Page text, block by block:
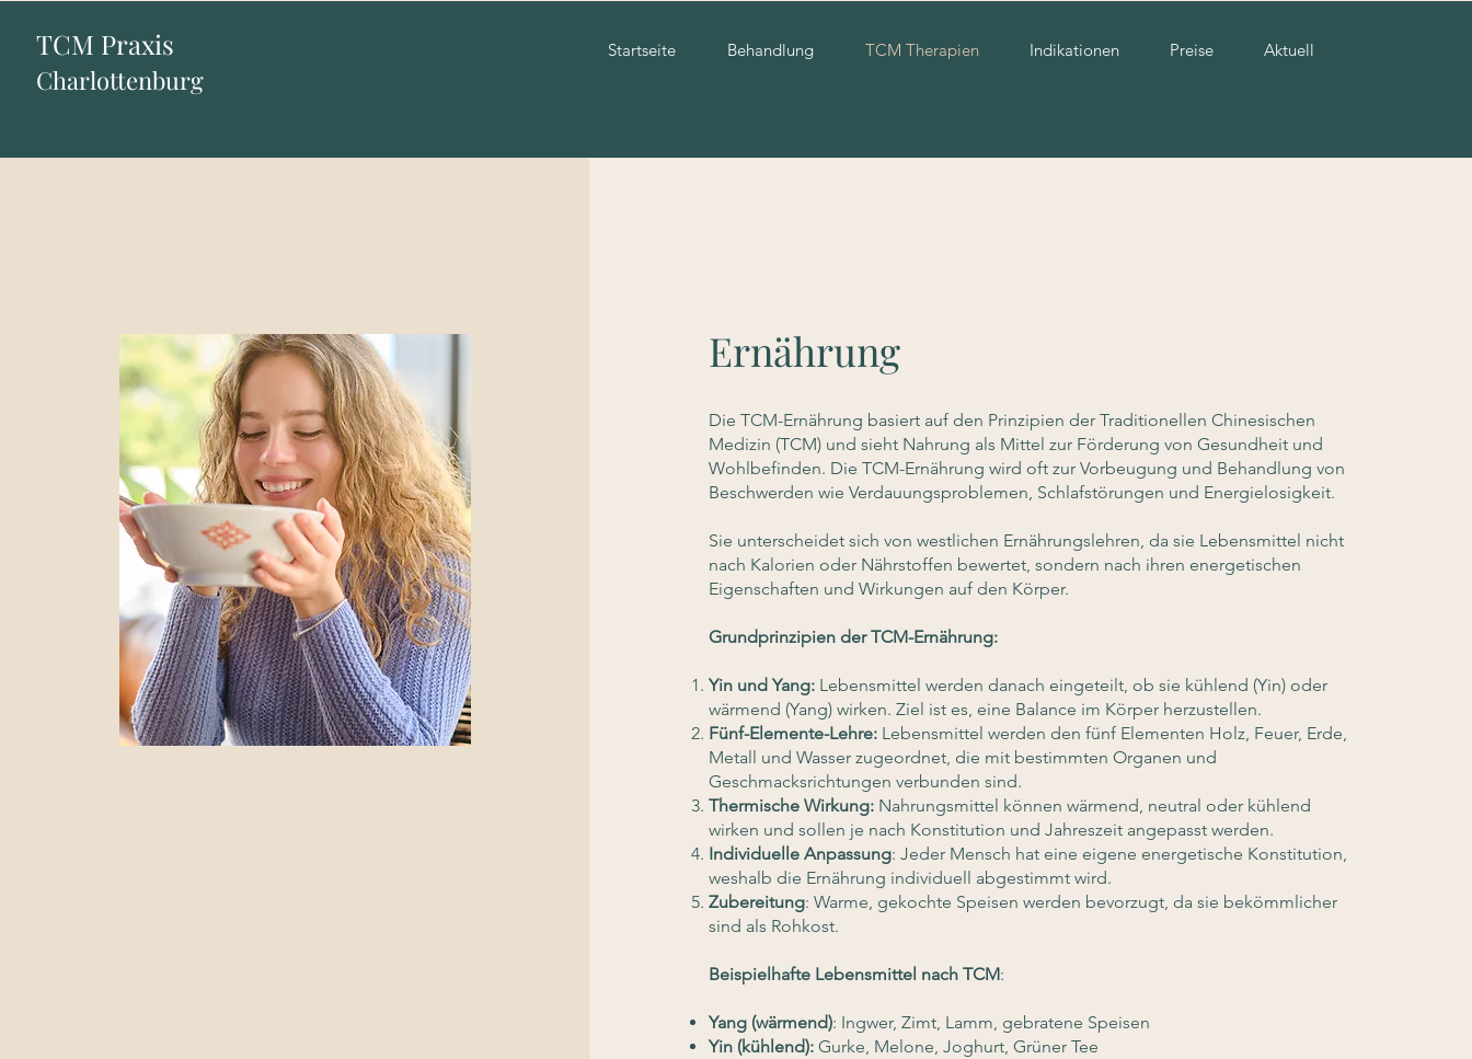
TCM Praxis
Charlottenburg
Startseite Behandlung TCM Therapien Indikationen Preise Aktuell
Ernährung
Die TCM-Ernährung basiert auf den Prinzipien der Traditionellen Chinesischen
Medizin (TCM) und sieht Nahrung als Mittel zur Förderung von Gesundheit und
Wohlbefinden. Die TCM-Ernährung wird oft zur Vorbeugung und Behandlung von
Beschwerden wie Verdauungsproblemen, Schlafstörungen und Energielosigkeit.
Sie unterscheidet sich von westlichen Ernährungslehren, da sie Lebensmittel nicht
nach Kalorien oder Nährstoffen bewertet, sondern nach ihren energetischen
Eigenschaften und Wirkungen auf den Körper.
Grundprinzipien der TCM-Ernährung:
Yin und Yang:Lebensmittel werden danach eingeteilt, ob sie kühlend (Yin) oder
wärmend (Yang) wirken. Ziel ist es, eine Balance im Körper herzustellen.
Fünf-Elemente-Lehre:Lebensmittel werden den fünf Elementen Holz, Feuer, Erde,
Metall und Wasser zugeordnet, die mit bestimmten Organen und
Geschmacksrichtungen verbunden sind.
Thermische Wirkung:Nahrungsmittel können wärmend, neutral oder kühlend
wirken und sollen je nach Konstitution und Jahreszeit angepasst werden.
Individuelle Anpassung: Jeder Mensch hat eine eigene energetische Konstitution,
weshalb die Ernährung individuell abgestimmt wird.
Zubereitung: Warme, gekochte Speisen werden bevorzugt, da sie bekömmlicher
sind als Rohkost.
Beispielhafte Lebensmittel nach TCM:
Yang (wärmend): Ingwer, Zimt, Lamm, gebratene Speisen
Yin (kühlend): Gurke, Melone, Joghurt, Grüner Tee